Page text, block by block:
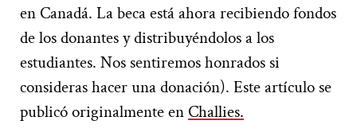
en Canadá. La beca está ahora recibiendo fondos
de los donantes y distribuyéndolos a los
estudiantes. Nos sentiremos honrados si
consideras hacer una donación). Este artículo se
publicó originalmente en Challies.